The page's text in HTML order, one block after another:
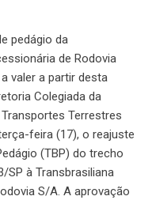
pedágio da
de Rodovia
valer a partir desta
Colegiada da
Terrestres
feira (17), o reajuste
(TBP) do trecho
SP à Transbrasiliana
S/A. A aprovação